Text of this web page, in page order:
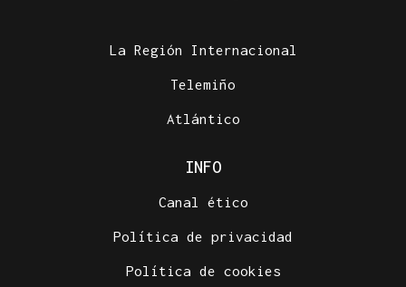
La Región Internacional
Telemiño
Atlántico
INFO
Canal ético
Política de privacidad
Política de cookies